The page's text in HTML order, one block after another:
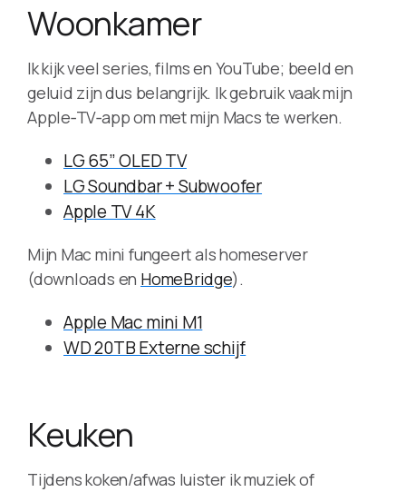
Woonkamer
Ik kijk veel series, films en YouTube; beeld en
geluid zijn dus belangrijk. Ik gebruik vaak mijn
Apple‑TV‑app om met mijn Macs te werken.
LG 65” OLED TV
LG Soundbar + Subwoofer
Apple TV 4K
Mijn Mac mini fungeert als homeserver
(downloads en HomeBridge).
Apple Mac mini M1
WD 20TB Externe schijf
Keuken
Tijdens koken/afwas luister ik muziek of